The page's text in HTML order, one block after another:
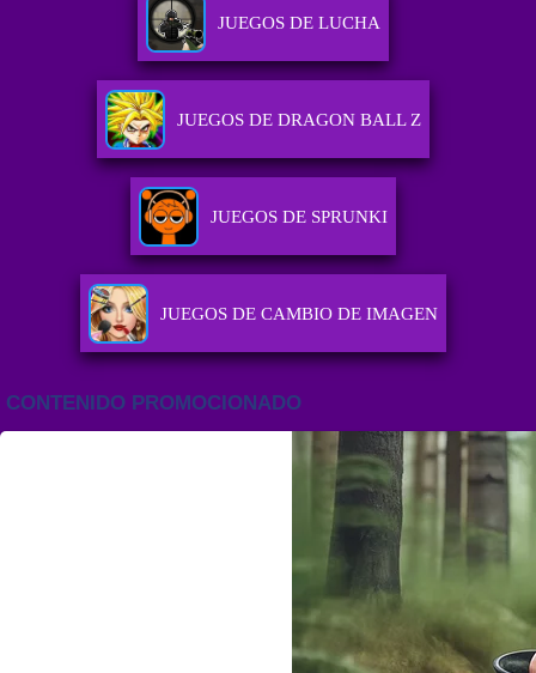
JUEGOS DE LUCHA
JUEGOS DE DRAGON BALL Z
JUEGOS DE SPRUNKI
JUEGOS DE CAMBIO DE IMAGEN